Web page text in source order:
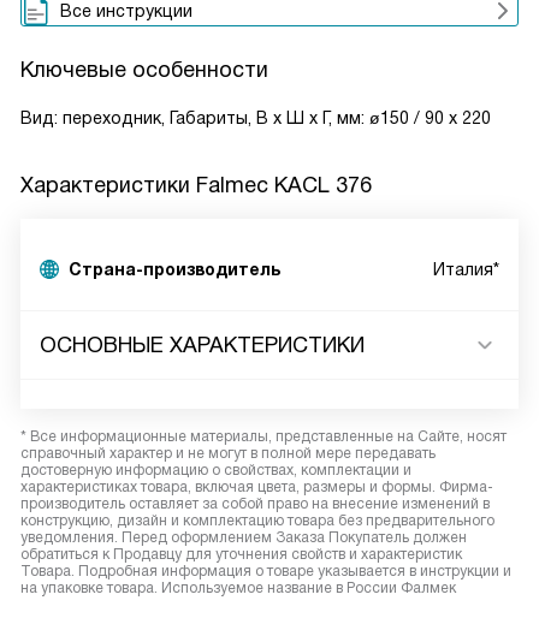
Все инструкции
Ключевые особенности
Вид: переходник, Габариты, В х Ш х Г, мм: ø150 / 90 х 220
Характеристики Falmec KACL 376
Страна-производитель Италия*
ОСНОВНЫЕ ХАРАКТЕРИСТИКИ
* Все информационные материалы, представленные на Сайте, носят
справочный характер и не могут в полной мере передавать
достоверную информацию о свойствах, комплектации и
характеристиках товара, включая цвета, размеры и формы. Фирма-
производитель оставляет за собой право на внесение изменений в
конструкцию, дизайн и комплектацию товара без предварительного
уведомления. Перед оформлением Заказа Покупатель должен
обратиться к Продавцу для уточнения свойств и характеристик
Товара. Подробная информация о товаре указывается в инструкции и
на упаковке товара. Используемое название в России Фалмек